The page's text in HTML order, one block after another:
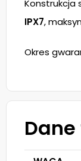
Konstrukcja
IPX7,
Okres